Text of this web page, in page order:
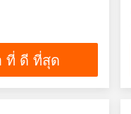
ที่ ดี ที่สุด